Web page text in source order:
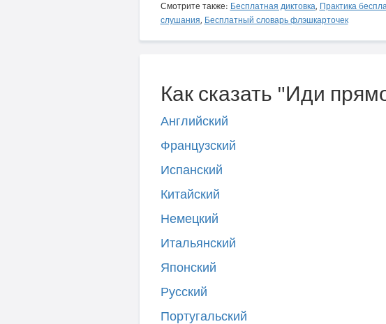
Смотрите также: Бесплатная диктовка, Практика
слушания, Бесплатный словарь флэшкарточек
Как сказать "Иди
Английский
Французский
Испанский
Китайский
Немецкий
Итальянский
Японский
Русский
Португальский